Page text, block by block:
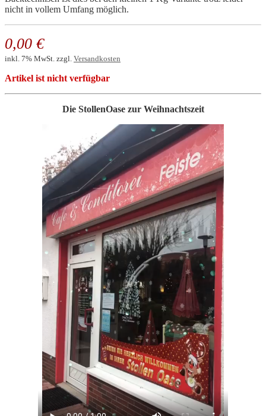
nicht in vollem Umfang möglich.
0,00 €
inkl. 7% MwSt. zzgl. Versandkosten
Artikel ist nicht verfügbar
Die StollenOase zur Weihnachtszeit